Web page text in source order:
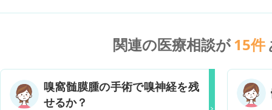
関連の医療相談が15件
嗅窩髄膜腫の手術で嗅神経を残
せるか？